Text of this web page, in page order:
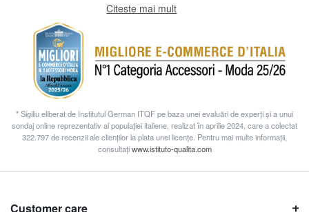
Citeste mai mult
* Sigiliu eliberat de Institutul German ITQF pe baza unei evaluări de experți și a unui
sondaj online reprezentativ al populației italiene, realizat în aprilie 2024, care a colectat
322.797 de recenzii ale clienților la plata unei licențe. Pentru mai multe informații,
consultațiwww.istituto-qualita.com
Customer care